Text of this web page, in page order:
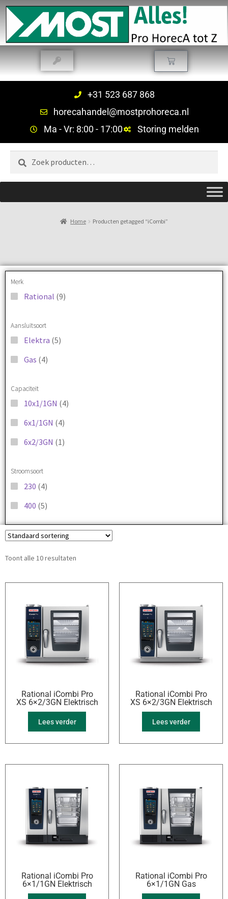
+31 523 687 868
horecahandel@mostprohoreca.nl
Ma - Vr: 8:00 - 17:00
Storing melden
Zoeken
Home Producten getagged “iCombi”
Merk
Rational (9)
Aansluitsoort
Elektra (5)
Gas (4)
Capaciteit
10x1/1GN (4)
6x1/1GN (4)
6x2/3GN (1)
Stroomsoort
230 (4)
400 (5)
Toont alle 10 resultaten
Rational iCombi Pro
XS 6×2/3GN Elektrisch
Lees verder
Rational iCombi Pro
XS 6×2/3GN Elektrisch
Lees verder
Rational iCombi Pro
6×1/1GN Elektrisch
Rational iCombi Pro
6×1/1GN Gas